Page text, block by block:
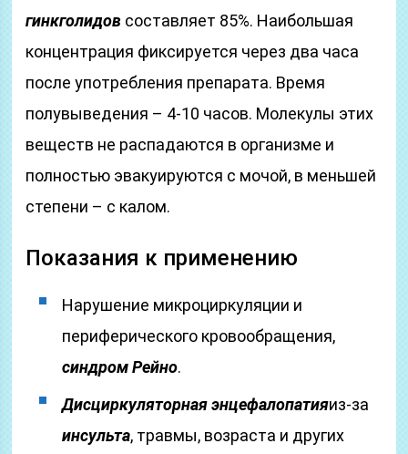
гинкголидов составляет 85%. Наибольшая
концентрация фиксируется через два часа
после употребления препарата. Время
полувыведения – 4-10 часов. Молекулы этих
веществ не распадаются в организме и
полностью эвакуируются с мочой, в меньшей
степени – с калом.
Показания к применению
Нарушение микроциркуляции и
периферического кровообращения,
синдром Рейно.
Дисциркуляторная энцефалопатияиз-за
инсульта, травмы, возраста и других